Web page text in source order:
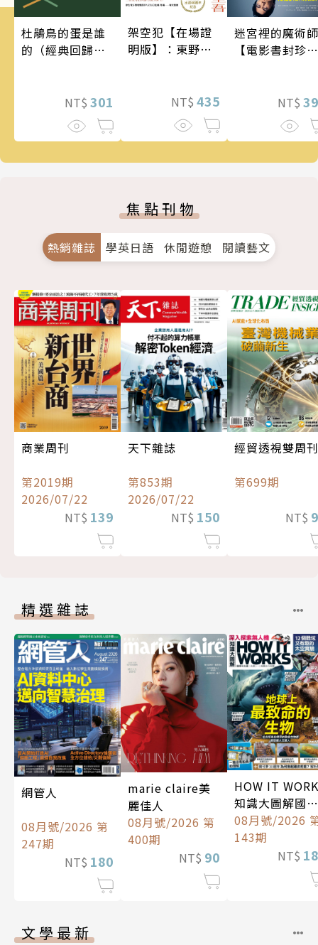
杜鵑鳥的蛋是誰
的（經典回歸
NT$ 301
架空犯【在場證
明版】：東野圭
蝠》系列重磅新
NT$ 435
迷宮裡的魔術師
【電影書封珍藏
NT$
焦點刊物
熱銷雜誌 學英日語 休閒遊憩 閱讀藝文
商業周刊
第2019期
2026/07/22
NT$ 139
天下雜誌
第853期
2026/07/22
NT$ 150
經貿透視雙周刊
第699期
NT$
精選雜誌
網管人
08月號/2026 第
247期
NT$ 180
marie claire美
麗佳人
08月號/2026 第
400期
NT$ 90
HOW IT
知識大圖解國際
中文版
08月號/2026
143期
NT$
文學最新